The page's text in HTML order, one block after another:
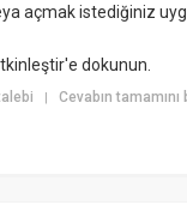
açmak istediğiniz
dokunun.
|Cevabın